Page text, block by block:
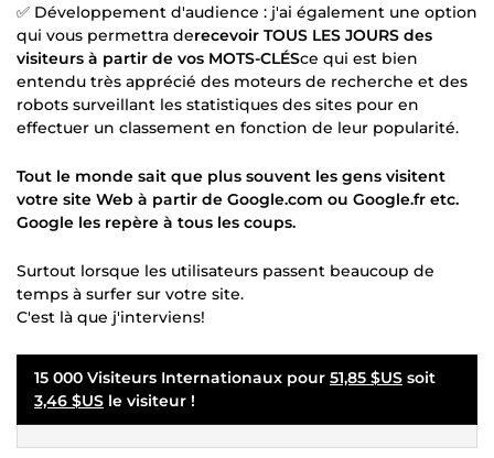
✅ Développement d'audience : j'ai également une option
qui vous permettra derecevoir TOUS LES JOURS des
visiteurs à partir de vos MOTS-CLÉSce qui est bien
entendu très apprécié des moteurs de recherche et des
robots surveillant les statistiques des sites pour en
effectuer un classement en fonction de leur popularité.
Tout le monde sait que plus souvent les gens visitent
votre site Web à partir de Google.com ou Google.fr etc.
Google les repère à tous les coups.
Surtout lorsque les utilisateurs passent beaucoup de
temps à surfer sur votre site.
C'est là que j'interviens!
15 000 Visiteurs Internationaux pour 51,85 $US soit
3,46 $US le visiteur !